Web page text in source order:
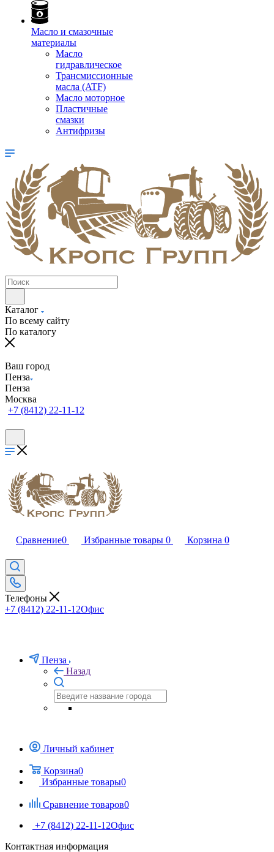
Масло и смазочные
материалы
Масло
гидравлическое
Трансмиссионные
масла (ATF)
Масло моторное
Пластичные
смазки
Антифризы
Каталог
По всему сайту
По каталогу
Ваш город
Пенза
Пенза
Москва
+7 (8412) 22-11-12
Сравнение0 Избранные товары 0 Корзина 0
Телефоны
+7 (8412) 22-11-12Офис
Пенза
Назад
Личный кабинет
Корзина0
Избранные товары0
Сравнение товаров0
+7 (8412) 22-11-12Офис
Контактная информация